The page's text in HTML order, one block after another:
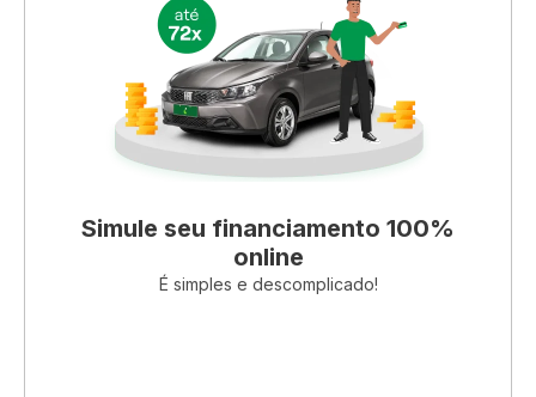
Simule seu financiamento 100%
online
É simples e descomplicado!